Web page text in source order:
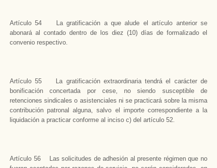
Artículo 54 La gratificación a que alude el artículo anterior se
abonará al contado dentro de los diez (10) días de formalizado el
convenio respectivo.
Artículo 55 La gratificación extraordinaria tendrá el carácter de
bonificación concertada por cese, no siendo susceptible de
retenciones sindicales o asistenciales ni se practicará sobre la misma
contribución patronal alguna, salvo el importe correspondiente a la
liquidación a practicar conforme al inciso c) del artículo 52.
Artículo 56 Las solicitudes de adhesión al presente régimen que no